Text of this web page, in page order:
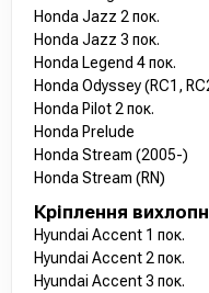
Honda Jazz 2 пок.
Honda Jazz 3 пок.
Honda Legend 4 пок.
Honda Odyssey (RC1,
Honda Pilot 2 пок.
Honda Prelude
Honda Stream (2005-)
Honda Stream (RN)
Кріплення
Hyundai Accent 1 пок.
Hyundai Accent 2 пок.
Hyundai Accent 3 пок.